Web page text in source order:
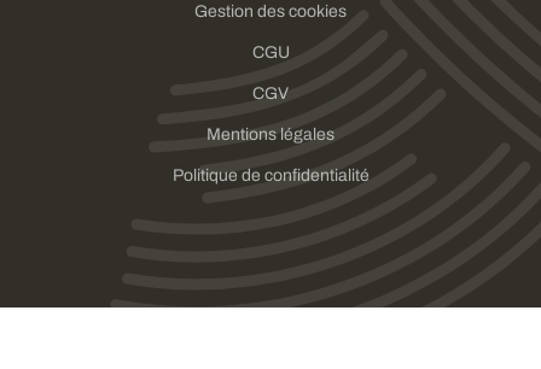
Gestion des cookies
CGU
CGV
Mentions légales
Politique de confidentialité